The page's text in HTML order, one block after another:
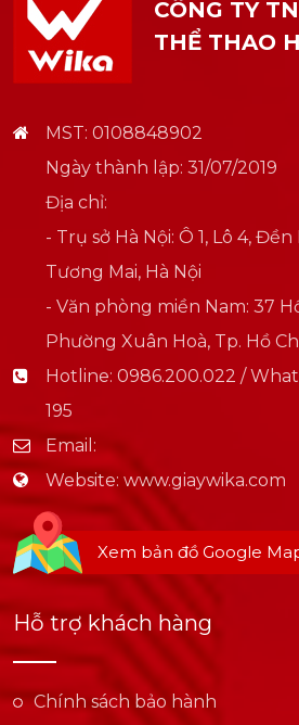
CÔNG TY
THỂ THAO
MST: 0108848902
Ngày thành lập: 31/07/2019
Địa chỉ:
- Trụ sở Hà Nội: Ô 1, Lô 4,
Tương Mai, Hà Nội
- Văn phòng miền Nam: 37
Phường Xuân Hoà, Tp. Hồ
Hotline: 0986.200.022 /
195
Email:
Website: www.giaywika.com
Xem bản đồ Google
Hỗ trợ khách hàng
Chính sách bảo hành